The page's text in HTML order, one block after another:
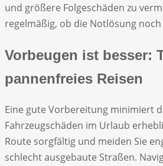
und größere Folgeschäden zu
regelmäßig, ob die Notlösung
Vorbeugen ist besser:
pannenfreies Reisen
Eine gute Vorbereitung minimiert
Fahrzeugschäden im Urlaub
Route sorgfältig und meiden Sie
schlecht ausgebaute Straßen.